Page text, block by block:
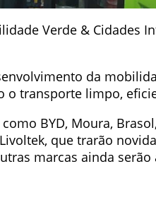
Verde & Cidades
da
o transporte limpo,
BYD, Moura,
que trarão
marcas ainda